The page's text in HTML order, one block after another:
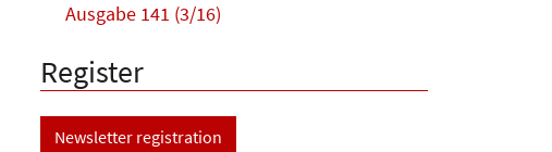
Ausgabe 141 (3/16)
Register
Newsletter registration